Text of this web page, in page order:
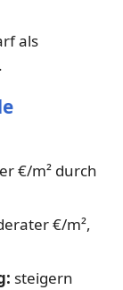
als
€/m² durch
€/m²,
steigern